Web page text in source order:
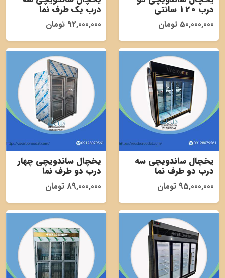
درب 120 سانتی
50,000,000 تومان
درب یک طرف نما
92,000,000 تومان
یخچال ساندویچی سه
درب دو طرف نما
95,000,000 تومان
یخچال ساندویچی چهار
درب دو طرف نما
89,000,000 تومان